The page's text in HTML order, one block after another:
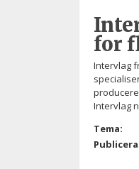
for
Intervlag
Intervlag
Tema: